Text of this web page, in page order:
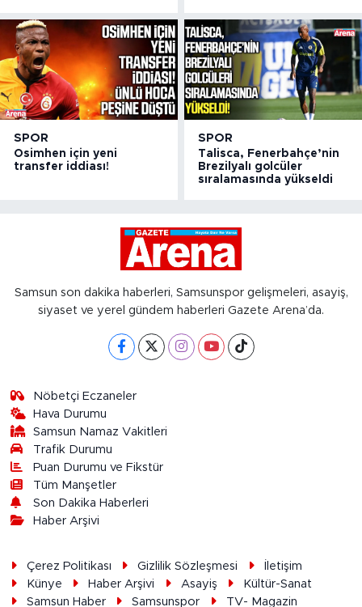
SPOR
Osimhen için yeni
transfer iddiası!
SPOR
Talisca, Fenerbahçe’nin
Brezilyalı golcüler
sıralamasında yükseldi
Samsun son dakika haberleri, Samsunspor gelişmeleri, asayiş,
siyaset ve yerel gündem haberleri Gazete Arena’da.
Nöbetçi Eczaneler
Hava Durumu
Samsun Namaz Vakitleri
Trafik Durumu
Puan Durumu ve Fikstür
Tüm Manşetler
Son Dakika Haberleri
Haber Arşivi
Çerez Politikası Gizlilik Sözleşmesi
İletişim
Künye
Haber Arşivi Asayiş
Kültür-Sanat
Samsun Haber
Samsunspor TV- Magazin